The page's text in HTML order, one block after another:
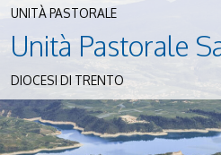
UNITÀ PASTORALE
Unità Pastorale
DIOCESI DI TRENTO